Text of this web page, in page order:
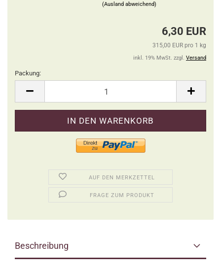
(Ausland abweichend)
6,30 EUR
315,00 EUR pro 1 kg
inkl. 19% MwSt. zzgl. Versand
Packung:
AUF DEN MERKZETTEL
FRAGE ZUM PRODUKT
Beschreibung